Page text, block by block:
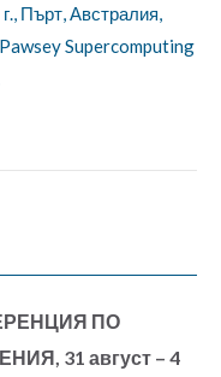
Пърт, Австралия,
Supercomputing
ПО
31 август – 4